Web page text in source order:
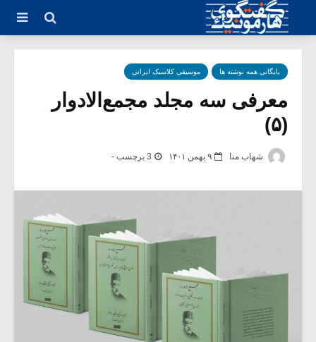
بایگانی همه نوشته ها موسیقی کلاسیک ایرانی
معرفی سه مجلد مجمع‌الادوار
(۵)
شهاب منا ۹ بهمن ۱۴۰۱ 3 برچسب -